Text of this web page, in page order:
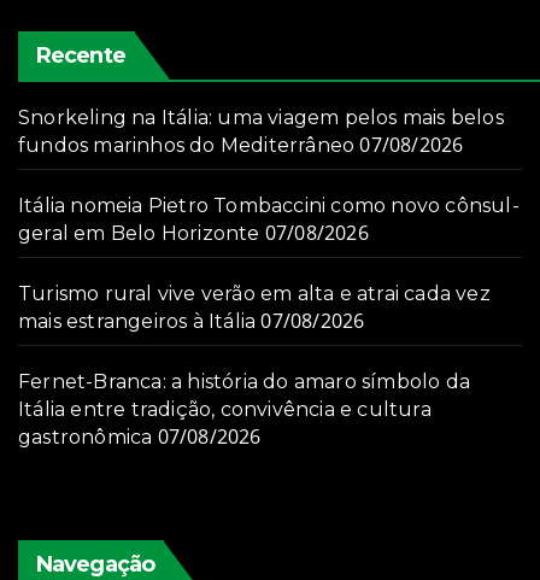
Recente
Snorkeling na Itália: uma viagem pelos mais belos
fundos marinhos do Mediterrâneo 07/08/2026
Itália nomeia Pietro Tombaccini como novo cônsul-
geral em Belo Horizonte 07/08/2026
Turismo rural vive verão em alta e atrai cada vez
mais estrangeiros à Itália 07/08/2026
Fernet-Branca: a história do amaro símbolo da
Itália entre tradição, convivência e cultura
gastronômica 07/08/2026
Navegação